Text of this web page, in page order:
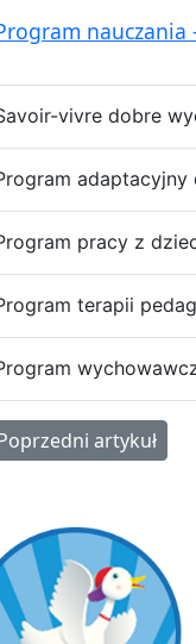
vivre dobre
pracy z
terapii
artykuł:
artykuł